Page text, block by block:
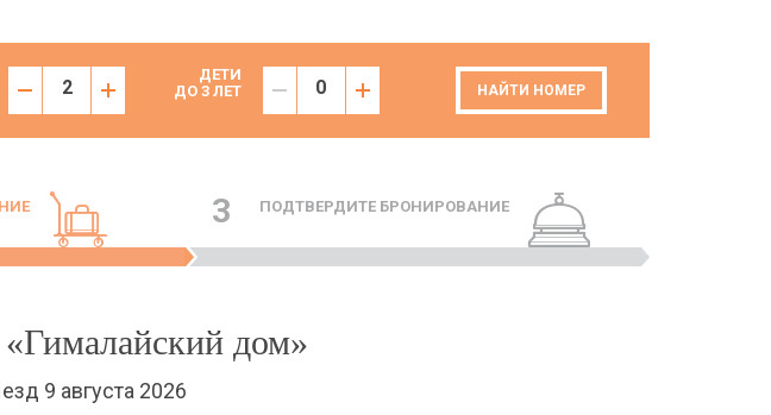
ДЕТИ
ДО 3 ЛЕТ
НАЙТИ НОМЕР
3 ПОДТВЕРДИТЕ БРОНИРОВАНИЕ
дом»
9 августа 2026